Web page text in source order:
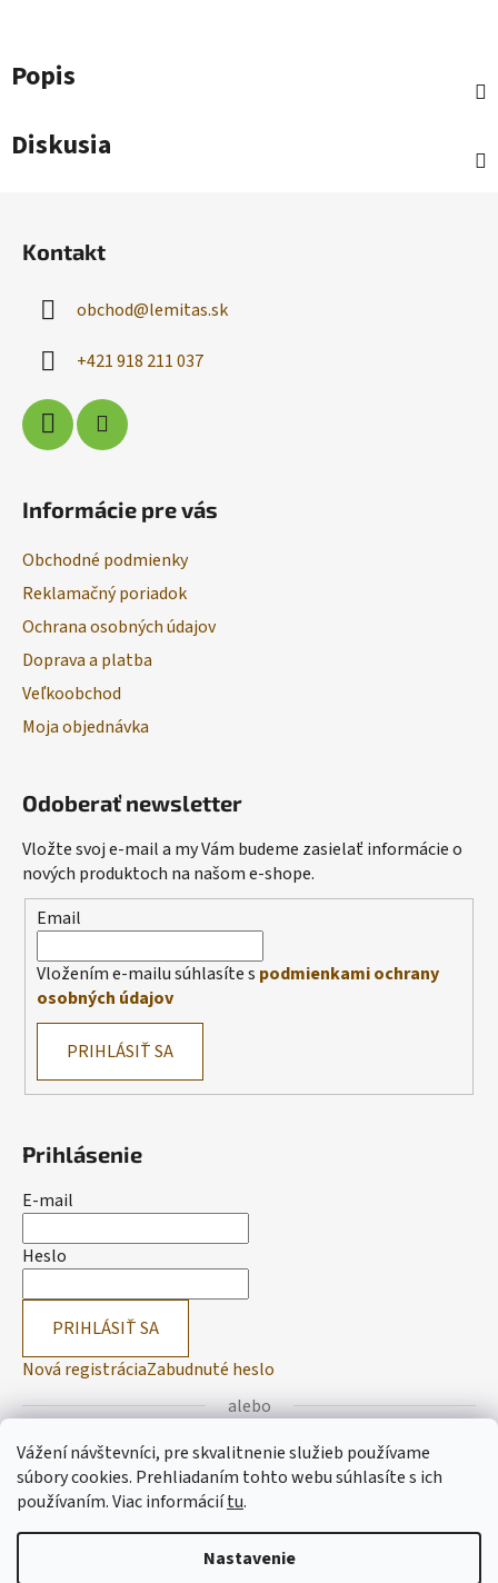
Vážení návštevníci, pre skvalitnenie služieb používame
súbory cookies. Prehliadaním tohto webu súhlasíte s ich
používaním.Viac informáciítu.
Nastavenie
Popis
Diskusia
Kontakt
obchod@lemitas.sk
+421 918 211 037
Informácie pre vás
Obchodné podmienky
Reklamačný poriadok
Ochrana osobných údajov
Doprava a platba
Veľkoobchod
Moja objednávka
Odoberať newsletter
Vložte svoj e-mail a my Vám budeme zasielať informácie o
nových produktoch na našom e-shope.
Email
Vložením e-mailu súhlasíte s podmienkami ochrany
osobných údajov
PRIHLÁSIŤ SA
Prihlásenie
E-mail
Heslo
PRIHLÁSIŤ SA
Nová registráciaZabudnuté heslo
alebo
Prihlásiť sa cez Facebook
Prihlásiť sa cez Google